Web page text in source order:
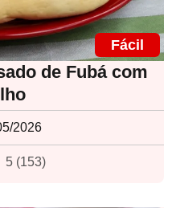
Fácil
de Fubá com
2026
5 (153)